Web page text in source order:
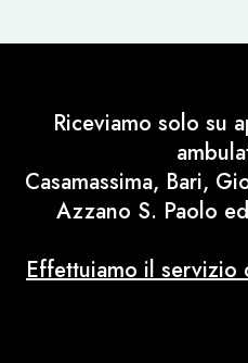
Riceviamo solo su
Casamassima, Bari,
Azzano S. Paolo
Effettuiamo il